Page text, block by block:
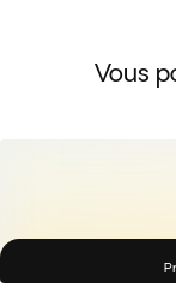
Vous